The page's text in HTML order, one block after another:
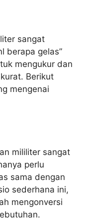
sangat
berapa gelas”
mengukur dan
Berikut
mengenai
mililiter sangat
perlu
sama dengan
sederhana ini,
mengonversi